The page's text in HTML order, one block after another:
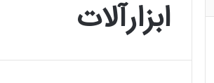
ابزارآلات